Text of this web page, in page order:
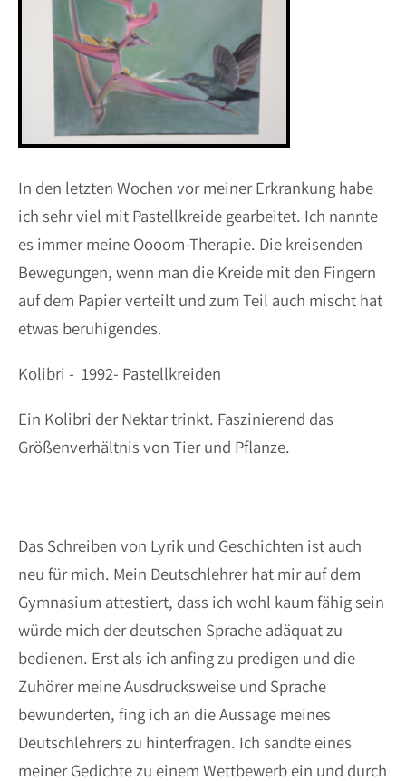
In den letzten Wochen vor meiner Erkrankung habe
ich sehr viel mit Pastellkreide gearbeitet. Ich nannte
es immer meine Oooom-Therapie. Die kreisenden
Bewegungen, wenn man die Kreide mit den Fingern
auf dem Papier verteilt und zum Teil auch mischt hat
etwas beruhigendes.
Kolibri - 1992- Pastellkreiden
Ein Kolibri der Nektar trinkt. Faszinierend das
Größenverhältnis von Tier und Pflanze.
Das Schreiben von Lyrik und Geschichten ist auch
neu für mich. Mein Deutschlehrer hat mir auf dem
Gymnasium attestiert, dass ich wohl kaum fähig sein
würde mich der deutschen Sprache adäquat zu
bedienen. Erst als ich anfing zu predigen und die
Zuhörer meine Ausdrucksweise und Sprache
bewunderten, fing ich an die Aussage meines
Deutschlehrers zu hinterfragen. Ich sandte eines
meiner Gedichte zu einem Wettbewerb ein und durch